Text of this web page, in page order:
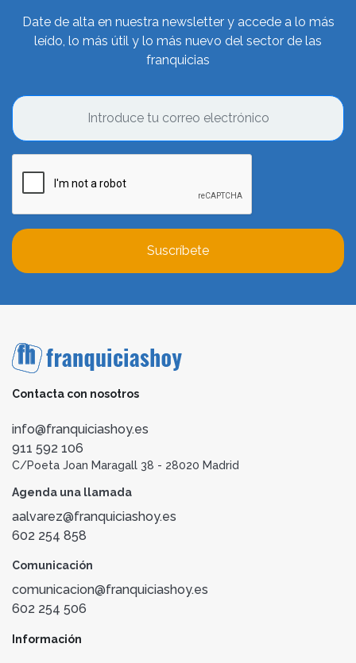
Date de alta en nuestra newsletter y accede a lo más
leído, lo más útil y lo más nuevo del sector de las
franquicias
Suscríbete
Contacta con nosotros
info@franquiciashoy.es
911 592 106
C/Poeta Joan Maragall 38 - 28020 Madrid
Agenda una llamada
aalvarez@franquiciashoy.es
602 254 858
Comunicación
comunicacion@franquiciashoy.es
602 254 506
Información